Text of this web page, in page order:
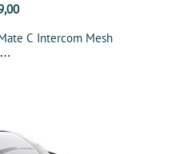
C Intercom Mesh